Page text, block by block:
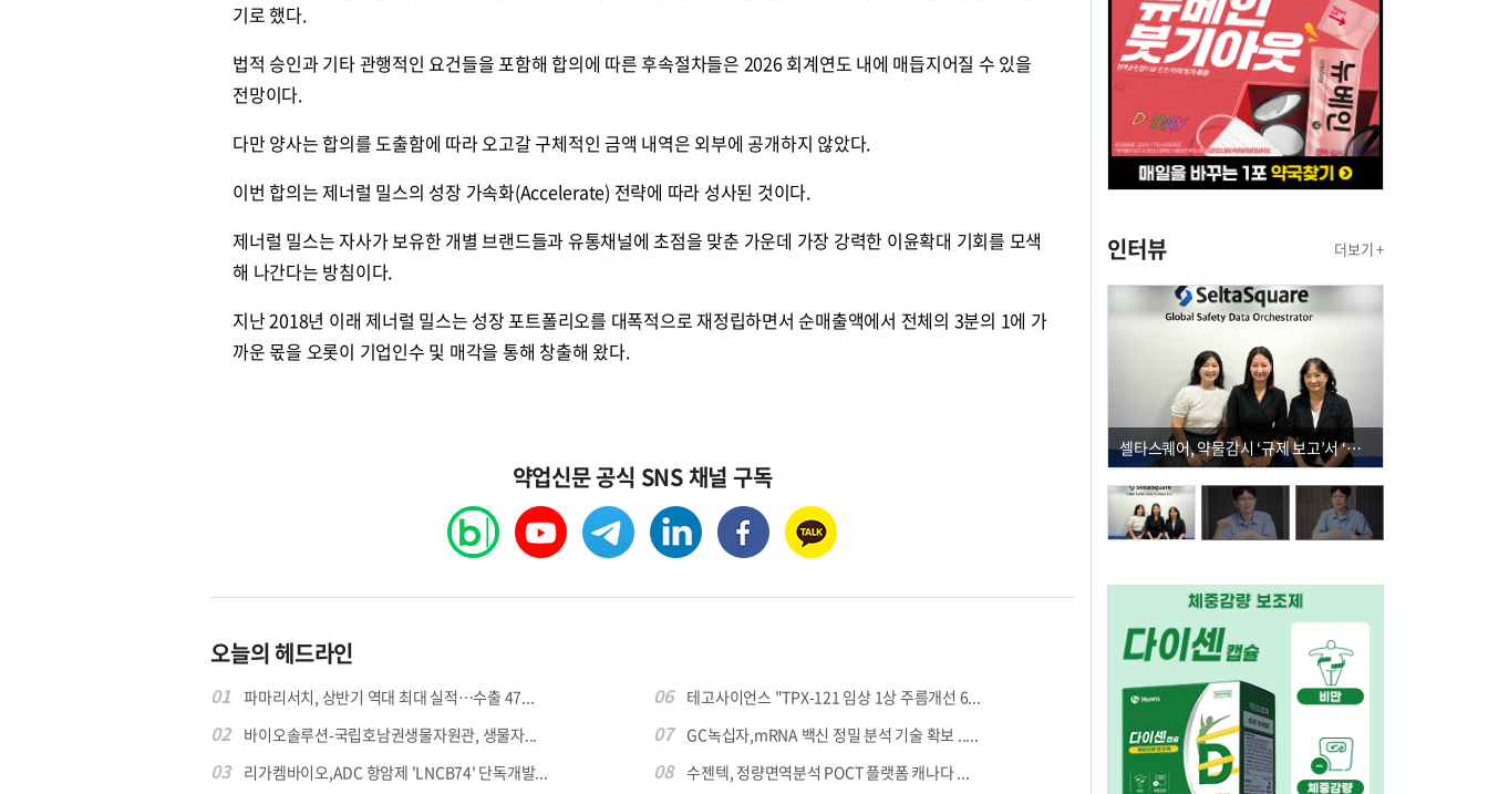
기로 했다.
법적 승인과 기타 관행적인 요건들을 포함해 합의에 따른 후속절차들은 2026 회계연도 내에 매듭지어질 수 있을
전망이다.
다만 양사는 합의를 도출함에 따라 오고갈 구체적인 금액 내역은 외부에 공개하지 않았다.
이번 합의는 제너럴 밀스의 성장 가속화(Accelerate) 전략에 따라 성사된 것이다.
제너럴 밀스는 자사가 보유한 개별 브랜드들과 유통채널에 초점을 맞춘 가운데 가장 강력한 이윤확대 기회를 모색
해 나간다는 방침이다.
지난 2018년 이래 제너럴 밀스는 성장 포트폴리오를 대폭적으로 재정립하면서 순매출액에서 전체의 3분의 1에 가
까운 몫을 오롯이 기업인수 및 매각을 통해 창출해 왔다.
약업신문 공식 SNS 채널 구독
오늘의 헤드라인
01 파마리서치, 상반기 역대 최대 실적…수출 47...
02 바이오솔루션-국립호남권생물자원관, 생물자...
03 리가켐바이오,ADC 항암제 'LNCB74' 단독개발...
06 테고사이언스 "TPX-121 임상 1상 주름개선 6...
07 GC녹십자,mRNA 백신 정밀 분석 기술 확보 .....
08 수젠텍, 정량면역분석 POCT 플랫폼 캐나다 ...
인터뷰 더보기 +
셀타스퀘어, 약물감시 ‘규제 보고’서 ‘데이터 의사결정’으로 "PVX 전환 요구 커진다"